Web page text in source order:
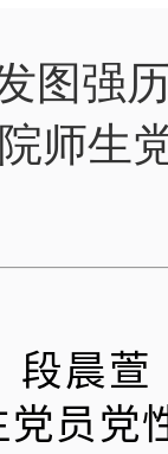
图强
生
段晨
党员党